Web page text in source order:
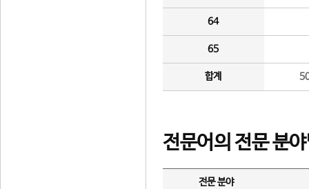
64
65
합계
전문어의 전문 분
전문 분야